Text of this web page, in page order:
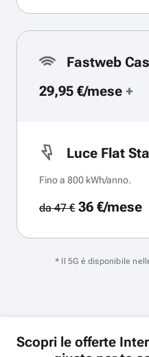
Fastweb
29,95 €/mese +
Luce Flat
Fino a 800 kWh/anno.
da 47 €36 €/mese
* Il 5G è disponibile
Scopri le offerte